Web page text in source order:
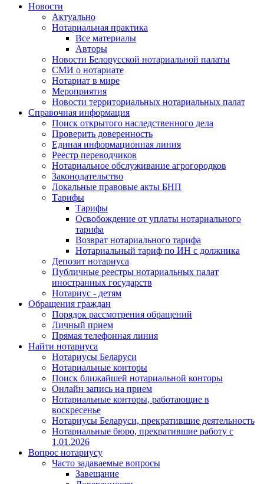
Новости
Актуально
Нотариальная практика
Все материалы
Авторы
Новости Белорусской нотариальной палаты
СМИ о нотариате
Нотариат в мире
Мероприятия
Новости территориальных нотариальных палат
Справочная информация
Поиск открытого наследственного дела
Проверить доверенность
Единая информационная линия
Реестр переводчиков
Нотариальное обслуживание агрогородков
Законодательство
Локальные правовые акты БНП
Тарифы
Тарифы
Освобождение от уплаты нотариального
тарифа
Возврат нотариального тарифа
Нотариальный тариф по ИН с должника
Депозит нотариуса
Публичные реестры нотариальных палат
иностранных государств
Нотариус - детям
Обращения граждан
Порядок рассмотрения обращений
Личный прием
Прямая телефонная линия
Найти нотариуса
Нотариусы Беларуси
Нотариальные конторы
Поиск ближайшей нотариальной конторы
Онлайн запись на прием
Нотариальные конторы, работающие в
воскресенье
Нотариусы Беларуси, прекратившие деятельность
Нотариальные бюро, прекратившие работу с
1.01.2026
Вопрос нотариусу
Часто задаваемые вопросы
Завещание